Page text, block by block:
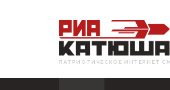
ПАТРИОТИЧЕСКОЕ ИНТЕРНЕТ